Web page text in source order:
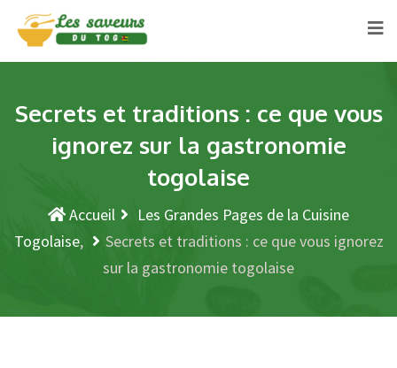
Secrets et traditions : ce que vous
ignorez sur la gastronomie
togolaise
Accueil
Les Grandes Pages de la Cuisine
Togolaise
Secrets et traditions : ce que vous ignorez
sur la gastronomie togolaise